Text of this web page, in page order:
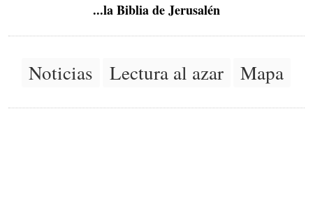
...la Biblia de Jerusalén
Noticias Lectura al azar Mapa